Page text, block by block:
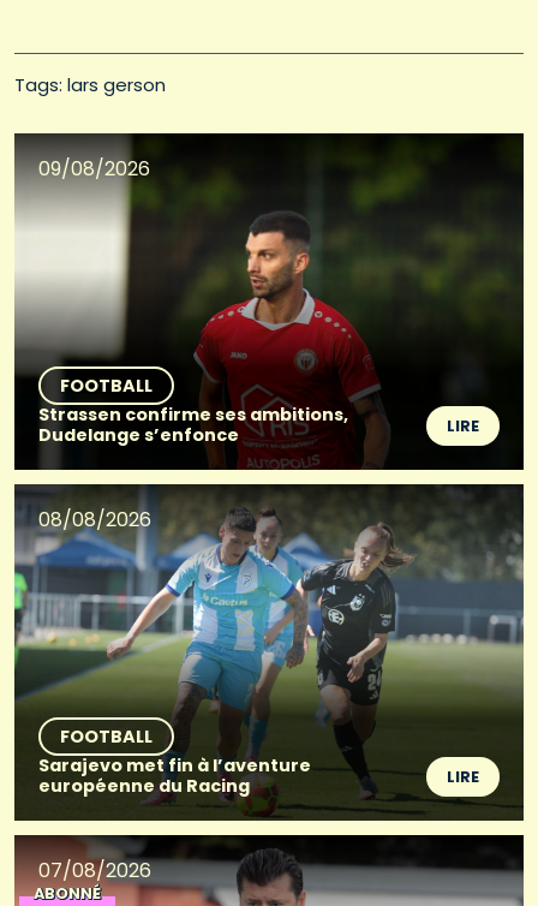
Tags: lars gerson
09/08/2026
FOOTBALL
Strassen confirme ses ambitions,
Dudelange s’enfonce
LIRE
08/08/2026
FOOTBALL
Sarajevo met fin à l’aventure
européenne du Racing
LIRE
07/08/2026
ABONNÉ